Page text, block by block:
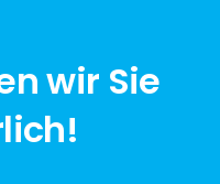
wir Sie